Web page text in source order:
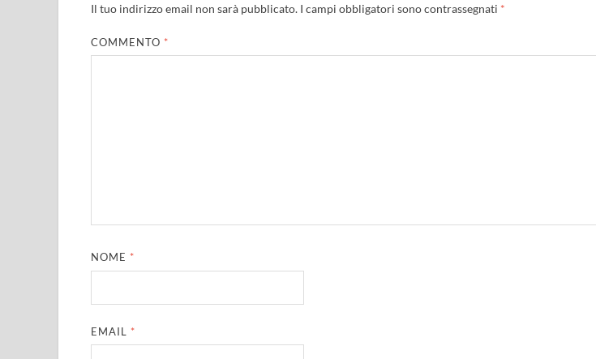
Il tuo indirizzo email non sarà pubblicato. I campi obbligatori sono contrassegnati *
COMMENTO *
NOME *
EMAIL *